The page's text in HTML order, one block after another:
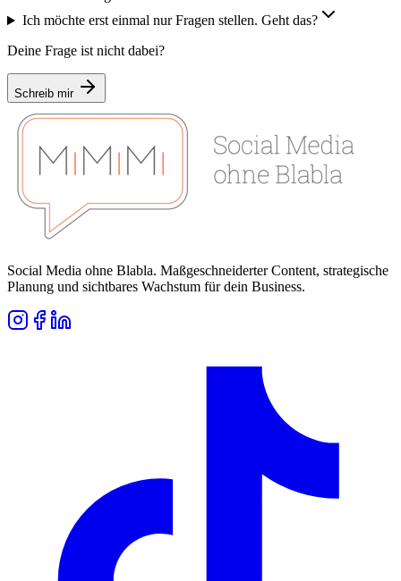
Ich möchte erst einmal nur Fragen stellen. Geht das?
Deine Frage ist nicht dabei?
Schreib mir
Social Media ohne Blabla. Maßgeschneiderter Content, strategische
Planung und sichtbares Wachstum für dein Business.